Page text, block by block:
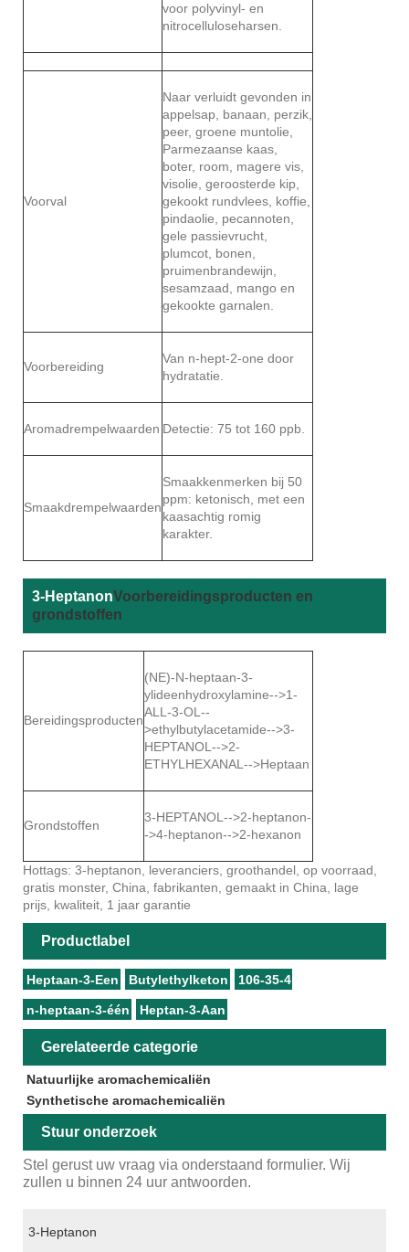
voor polyvinyl- en
nitrocelluloseharsen.
Voorval
Naar verluidt gevonden in
appelsap, banaan, perzik,
peer, groene muntolie,
Parmezaanse kaas,
boter, room, magere vis,
visolie, geroosterde kip,
gekookt rundvlees, koffie,
pindaolie, pecannoten,
gele passievrucht,
plumcot, bonen,
pruimenbrandewijn,
sesamzaad, mango en
gekookte garnalen.
Voorbereiding
Van n-hept-2-one door
hydratatie.
Aromadrempelwaarden Detectie: 75 tot 160 ppb.
Smaakdrempelwaarden
Smaakkenmerken bij 50
ppm: ketonisch, met een
kaasachtig romig
karakter.
3-HeptanonVoorbereidingsproducten en
grondstoffen
Bereidingsproducten
(NE)-N-heptaan-3-
ylideenhydroxylamine-->1-
ALL-3-OL --
>ethylbutylacetamide-->3-
HEPTANOL -->2-
ETHYLHEXANAL -->Heptaan
Grondstoffen
3-HEPTANOL -->2-heptanon-
->4-heptanon-->2-hexanon
Hottags: 3-heptanon, leveranciers, groothandel, op voorraad,
gratis monster, China, fabrikanten, gemaakt in China, lage
prijs, kwaliteit, 1 jaar garantie
Productlabel
Heptaan-3-Een Butylethylketon 106-35-4
n-heptaan-3-één Heptan-3-Aan
Gerelateerde categorie
Natuurlijke aromachemicaliën
Synthetische aromachemicaliën
Stuur onderzoek
Stel gerust uw vraag via onderstaand formulier. Wij
zullen u binnen 24 uur antwoorden.